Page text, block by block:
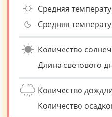
Средняя
Средняя
Количество
Длина светового
Количество
Количество